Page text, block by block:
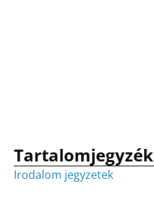
Tartalomjegyzék
Irodalom jegyzetek